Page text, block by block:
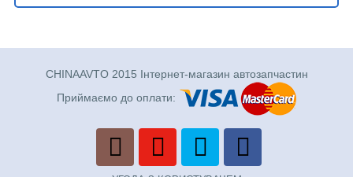
CHINAAVTO 2015 Інтернет-магазин автозапчастин
Приймаємо до оплати: